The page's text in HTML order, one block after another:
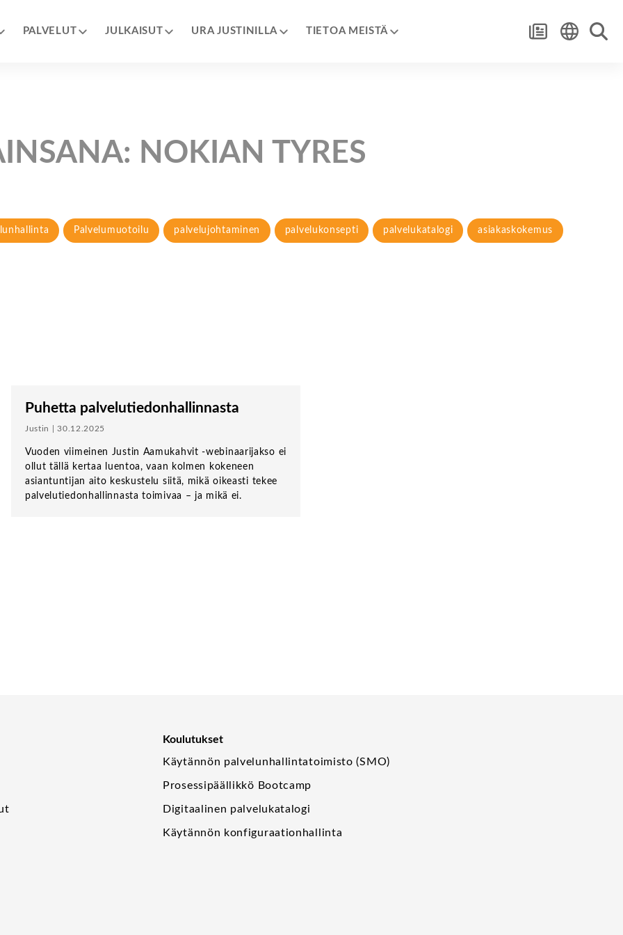
PALVELUT JULKAISUT URA JUSTINILLA TIETOA MEISTÄ
NOKIAN TYRES
Palvelumuotoilu palvelujohtaminen palvelukonsepti palvelukatalogi asiakaskokemus
Puhetta palvelutiedonhallinnasta
Justin | 30.12.2025
Vuoden viimeinen Justin Aamukahvit -webinaarijakso ei
ollut tällä kertaa luentoa, vaan kolmen kokeneen
asiantuntijan aito keskustelu siitä, mikä oikeasti tekee
palvelutiedonhallinnasta toimivaa – ja mikä ei.
Koulutukset
Käytännön palvelunhallintatoimisto (SMO)
Prosessipäällikkö Bootcamp
Digitaalinen palvelukatalogi
Käytännön konfiguraationhallinta